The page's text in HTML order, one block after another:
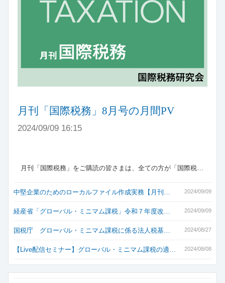
月刊「国際税務」8月号の月間PV
2024/09/09 16:15
月刊「国際税務」をご購読の皆さまは、全ての方が「国際税…
2024/09/09
中堅企業のためのローカルファイル作成実務【月刊…
2024/09/09
経産省「グローバル・ミニマム課税」令和７年度改…
2024/08/27
国税庁 グローバル・ミニマム課税に係る法人税基…
2024/08/08
【Live配信セミナー】グローバル・ミニマム課税の適…